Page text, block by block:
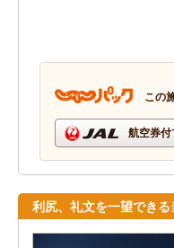
この
航空券
利尻、礼文を一望でき